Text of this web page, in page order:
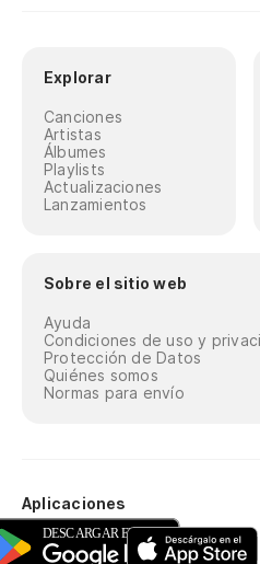
Explorar
Canciones
Artistas
Álbumes
Playlists
Actualizaciones
Lanzamientos
Sobre el sitio web
Ayuda
Condiciones de uso y
Protección de Datos
Quiénes somos
Normas para envío
Aplicaciones